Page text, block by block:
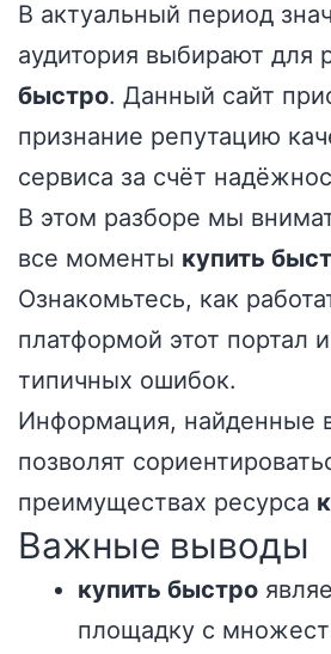
В актуальный период
аудитория выбирают для
быстро. Данный сайт
признание репутацию
сервиса за счёт
В этом разборе мы
все моменты купить
Ознакомьтесь, как
платформой этот портал
типичных ошибок.
Информация, найденные
позволят
преимуществах ресурса
Важные выводы
купить быстро
площадку с